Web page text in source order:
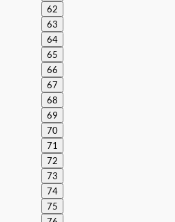
62
63
64
65
66
67
68
69
70
71
72
73
74
75